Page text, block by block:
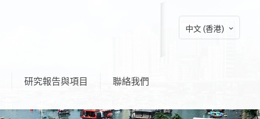
研究報告與項目 聯絡我們
中文 (香港)